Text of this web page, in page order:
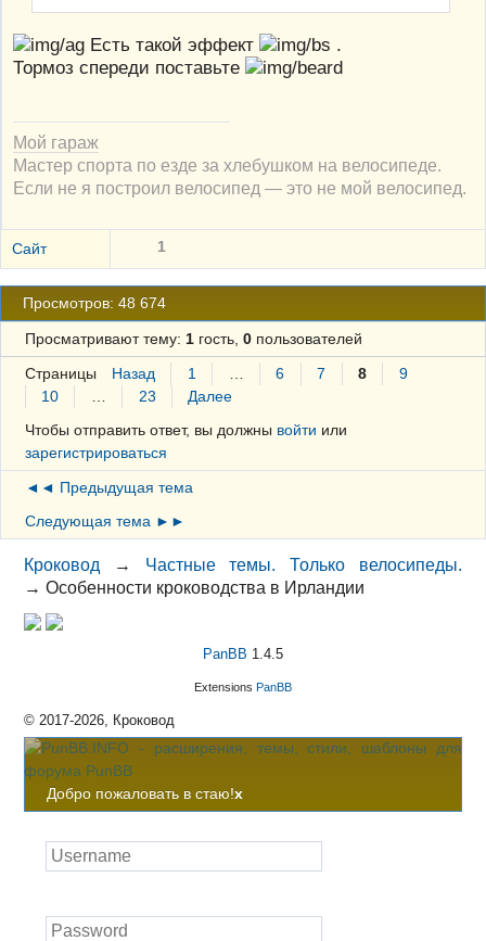
Есть такой эффект
.
Тормоз спереди поставьте
Мой гараж
Мастер спорта по езде за хлебушком на велосипеде.
Если не я построил велосипед — это не мой велосипед.
Сайт 1
Просмотров: 48 674
Просматривают тему: 1гость, 0пользователей
Страницы Назад 1 6 7 8
9
10
23
Далее
Чтобы отправить ответ, вы должны войти или
зарегистрироваться
◄◄ Предыдущая тема
Следующая тема ►►
Кроковод → Частные темы. Только велосипеды.
→Особенности кроководства в Ирландии
PanBB 1.4.5
Extensions PanBB
© 2017-2026, Кроковод
Добро пожаловать в стаю!x